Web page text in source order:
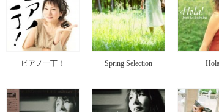
ピアノ一丁！ Spring Selection